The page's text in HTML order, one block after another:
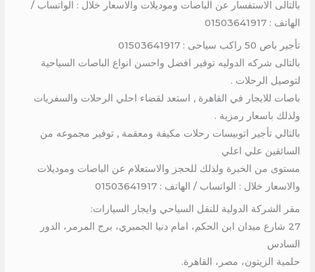
بالتالى الاستفسار عن الباصات وموديلات والاسعار خلال : الواتساب /
الهاتف : 01503641917
تأجير باص 50 راكب سياحى : 01503641917
بالتالى شركه الدوليه توفير افضل واحسن انواع الباصات السياحية
لتوصيل الرحلات .
باصات للايجار في القاهرة , استعد لقضاء احلي الرحلات والسفريات
ولذلك باسعار رمزية .
بالتالي تأجير اتوبيسات رحلات مكيفة ومعقمة , توفير مجموعه من
السائقين علي اعلي
مستوى من الخبرة ولذلك للحجز والاستعلام عن الباصات وموديلات
والاسعار خلال : الواتساب / الهاتف : 01503641917
مقر الشركة الدولية للنقل السياحي وايجار السيارات:
27 شارع ميدان ابن الحكم، امام دنيا الجمبري، برج المرمر، الدور
السادس
حلمية الزيتون، مصر، القاهرة.